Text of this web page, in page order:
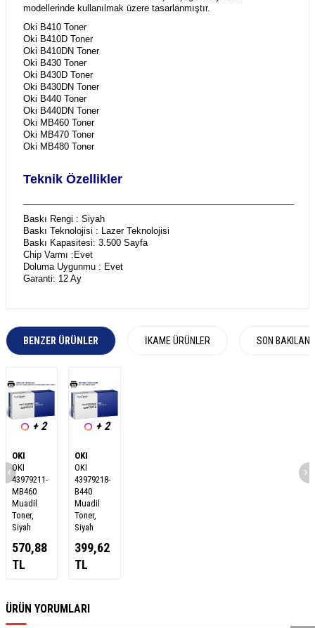
modellerinde kullanılmak üzere tasarlanmıştır.
Oki B410 Toner
Oki B410D Toner
Oki B410DN Toner
Oki B430 Toner
Oki B430D Toner
Oki B430DN Toner
Oki B440 Toner
Oki B440DN Toner
Oki MB460 Toner
Oki MB470 Toner
Oki MB480 Toner
Teknik Özellikler
Baskı Rengi : Siyah
Baskı Teknolojisi : Lazer Teknolojisi
Baskı Kapasitesi: 3.500 Sayfa
Chip Varmı :Evet
Doluma Uygunmu : Evet
Garanti: 12 Ay
BENZER ÜRÜNLER İKAME ÜRÜNLER SON
+ 2
OKI
OKI
43979211-
MB460
Muadil
Toner,
Siyah
570,88
TL
+ 2
OKI
OKI
43979218-
B440
Muadil
Toner,
Siyah
399,62
TL
ÜRÜN YORUMLARI